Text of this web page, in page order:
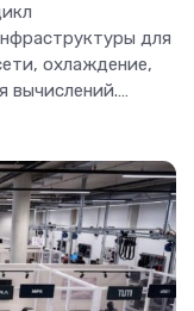
для
охлаждение,
вычислений.